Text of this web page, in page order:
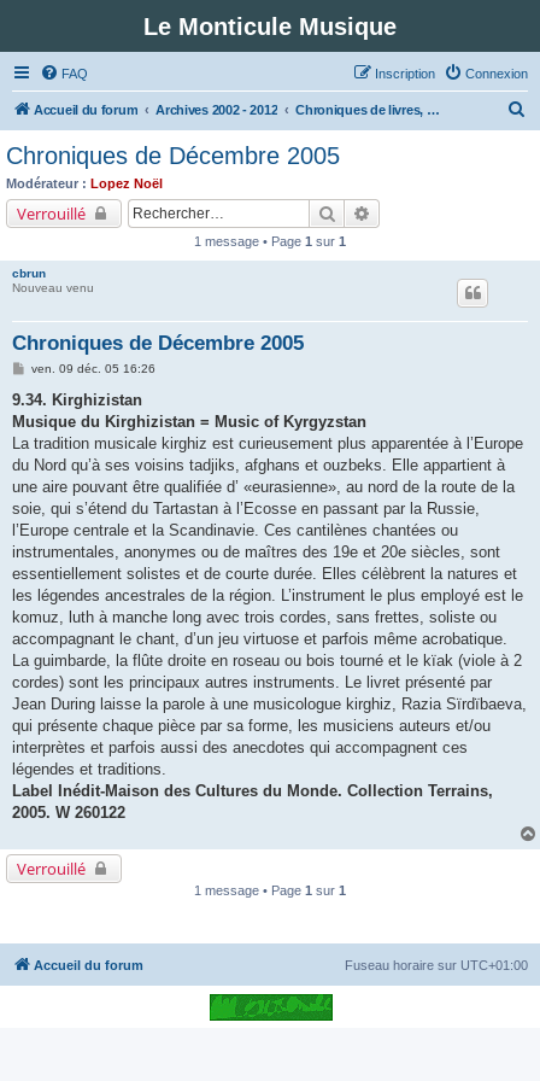
Le Monticule Musique
FAQ Connexion
Inscription
Accueil du forum Archives 2002 - 2012 Chroniques de livres, disques, partitions
Chroniques de Décembre 2005
Modérateur : Lopez Noël
Verrouillé Rechercher
1 message • Page 1 sur 1
cbrun
Nouveau venu
Chroniques de Décembre 2005
M
s
a
g
ven. 09 déc. 05 16:26
9.34. Kirghizistan
Musique du Kirghizistan = Music of Kyrgyzstan
La tradition musicale kirghiz est curieusement plus apparentée à l’Europe
du Nord qu’à ses voisins tadjiks, afghans et ouzbeks. Elle appartient à
une aire pouvant être qualifiée d’ «eurasienne», au nord de la route de la
soie, qui s’étend du Tartastan à l’Ecosse en passant par la Russie,
l’Europe centrale et la Scandinavie. Ces cantilènes chantées ou
instrumentales, anonymes ou de maîtres des 19e et 20e siècles, sont
essentiellement solistes et de courte durée. Elles célèbrent la natures et
les légendes ancestrales de la région. L’instrument le plus employé est le
komuz, luth à manche long avec trois cordes, sans frettes, soliste ou
accompagnant le chant, d’un jeu virtuose et parfois même acrobatique.
La guimbarde, la flûte droite en roseau ou bois tourné et le kïak (viole à 2
cordes) sont les principaux autres instruments. Le livret présenté par
Jean During laisse la parole à une musicologue kirghiz, Razia Sïrdïbaeva,
qui présente chaque pièce par sa forme, les musiciens auteurs et/ou
interprètes et parfois aussi des anecdotes qui accompagnent ces
légendes et traditions.
Label Inédit-Maison des Cultures du Monde. Collection Terrains,
2005. W 260122
Verrouillé
1 message • Page 1 sur 1
Accueil du forum Fuseau horaire sur UTC+01:00